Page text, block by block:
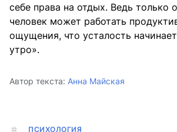
себе права на отдых. Ведь только
человек может работать
ощущения, что усталость
утро».
Автор текста: Анна Майская
ПСИХОЛОГИЯ